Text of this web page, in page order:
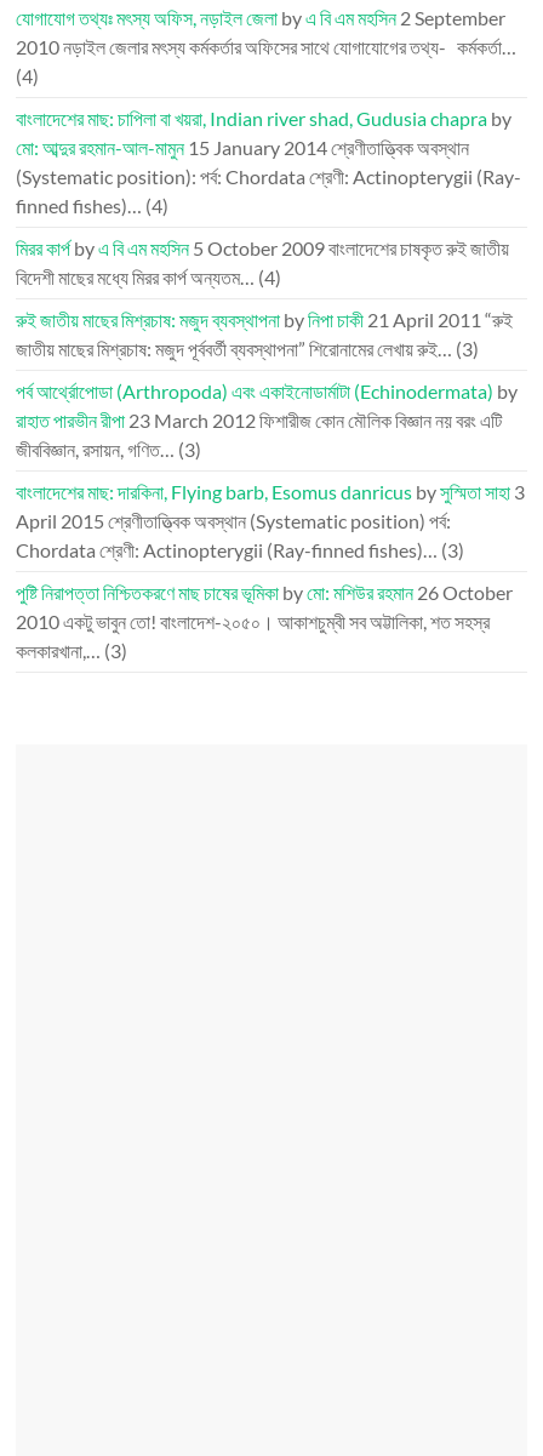
যোগাযোগ তথ্যঃ মৎস্য অফিস, নড়াইল জেলা byএ বি এম মহসিন2 September
2010নড়াইল জেলার মৎস্য কর্মকর্তার অফিসের সাথে যোগাযোগের তথ্য- কর্মকর্তা…
(4)
বাংলাদেশের মাছ: চাপিলা বা খয়রা, Indian river shad, Gudusia chapra by
মো: আব্দুর রহমান-আল-মামুন 15 January 2014শ্রেণীতাত্ত্বিক অবস্থান
(Systematic position): পর্ব: Chordata শ্রেণী: Actinopterygii (Ray-
finned fishes)… (4)
মিরর কার্পbyএ বি এম মহসিন5 October 2009বাংলাদেশের চাষকৃত রুই জাতীয়
বিদেশী মাছের মধ্যে মিরর কার্প অন্যতম… (4)
রুই জাতীয় মাছের মিশ্রচাষ: মজুদ ব্যবস্থাপনা byনিপা চাকী 21 April 2011 “রুই
জাতীয় মাছের মিশ্রচাষ: মজুদ পূর্ববর্তী ব্যবস্থাপনা” শিরোনামের লেখায় রুই… (3)
পর্ব আর্থ্রোপোডা (Arthropoda) এবং একাইনোডার্মাটা (Echinodermata) by
রাহাত পারভীন রীপা 23 March 2012ফিশারীজ কোন মৌলিক বিজ্ঞান নয় বরং এটি
জীববিজ্ঞান, রসায়ন, গণিত… (3)
বাংলাদেশের মাছ: দারকিনা, Flying barb, Esomus danricus byসুস্মিতা সাহা 3
April 2015 শ্রেণীতাত্ত্বিক অবস্থান (Systematic position) পর্ব:
Chordata শ্রেণী: Actinopterygii (Ray-finned fishes)… (3)
পুষ্টি নিরাপত্তা নিশ্চিতকরণে মাছ চাষের ভূমিকা byমো: মশিউর রহমান26 October
2010একটু ভাবুন তো! বাংলাদেশ-২০৫০। আকাশচুম্বী সব অট্টালিকা, শত সহস্র
কলকারখানা,… (3)